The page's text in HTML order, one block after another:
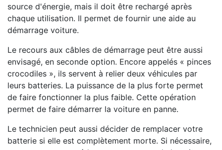
source d'énergie, mais il doit être rechargé après
chaque utilisation. Il permet de fournir une aide au
démarrage voiture.
Le recours aux câbles de démarrage peut être aussi
envisagé, en seconde option. Encore appelés « pinces
crocodiles », ils servent à relier deux véhicules par
leurs batteries. La puissance de la plus forte permet
de faire fonctionner la plus faible. Cette opération
permet de faire démarrer la voiture en panne.
Le technicien peut aussi décider de remplacer votre
batterie si elle est complètement morte. Si nécessaire,